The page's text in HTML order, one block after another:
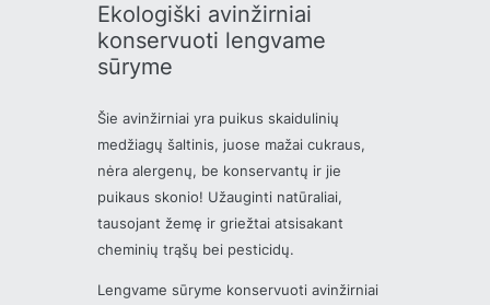
Ekologiški avinžirniai
konservuoti lengvame
sūryme
Šie avinžirniai yra puikus skaidulinių
medžiagų šaltinis, juose mažai cukraus,
nėra alergenų, be konservantų ir jie
puikaus skonio! Užauginti natūraliai,
tausojant žemę ir griežtai atsisakant
cheminių trąšų bei pesticidų.
Lengvame sūryme konservuoti avinžirniai